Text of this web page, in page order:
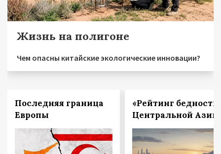
Жизнь на полигоне
Чем опасны китайские экологические инновации?
Последняя граница
Европы
«Рейтинг
Центральной Азии